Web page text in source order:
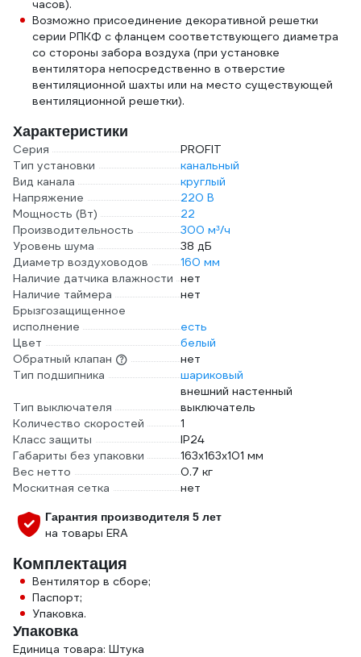
часов).
Возможно присоединение декоративной решетки
серии РПКФ с фланцем соответствующего диаметра
со стороны забора воздуха (при установке
вентилятора непосредственно в отверстие
вентиляционной шахты или на место существующей
вентиляционной решетки).
Характеристики
Серия
PROFIT
Тип установки
канальный
Вид канала
круглый
Напряжение
220 В
Мощность (Вт)
22
Производительность
300 м³/ч
Уровень шума
38 дБ
Диаметр воздуховодов
160 мм
Наличие датчика влажности нет
Наличие таймера
нет
Брызгозащищенное
исполнение
есть
Цвет
белый
Обратный клапан
нет
Тип подшипника
шариковый
Тип выключателя
внешний настенный
выключатель
Количество скоростей
1
Класс защиты
IP24
Габариты без упаковки
163х163х101 мм
Вес нетто
0.7 кг
Москитная сетка
нет
Гарантия производителя 5 лет
на товары ERA
Комплектация
Вентилятор в сборе;
Паспорт;
Упаковка.
Упаковка
Единица товара: Штука